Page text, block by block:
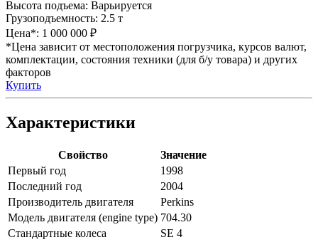
Высота подъема: Варьируется
Грузоподъемность: 2.5 т
Цена*: 1 000 000 ₽
*Цена зависит от местоположения погрузчика, курсов валют,
комплектации, состояния техники (для б/у товара) и других
факторов
Купить
Характеристики
Свойство
Значение
Первый год
1998
Последний год
2004
Производитель двигателя
Perkins
Модель двигателя (engine type) 704.30
Стандартные колеса
SE 4